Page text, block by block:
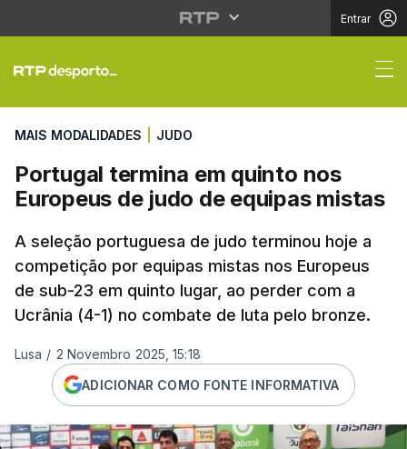
Entrar
Portugal termina em
MAIS MODALIDADES JUDO
Portugal termina em quinto nos
Europeus de judo de equipas mistas
A seleção portuguesa de judo terminou hoje a
competição por equipas mistas nos Europeus
de sub-23 em quinto lugar, ao perder com a
Ucrânia (4-1) no combate de luta pelo bronze.
Lusa / 2 Novembro 2025, 15:18
ADICIONAR COMO FONTE INFORMATIVA